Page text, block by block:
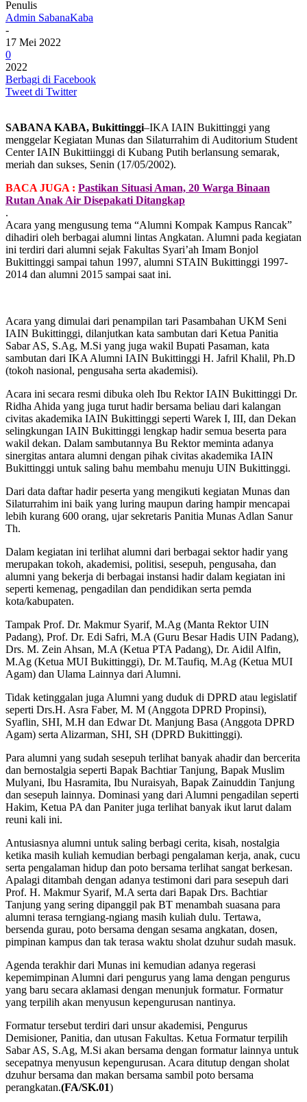
Penulis
Admin SabanaKaba
-
17 Mei 2022
0
2022
Berbagi di Facebook
Tweet di Twitter
SABANA KABA, Bukittinggi–IKA IAIN Bukittinggi yang
menggelar Kegiatan Munas dan Silaturrahim di Auditorium Student
Center IAIN Bukittiinggi di Kubang Putih berlansung semarak,
meriah dan sukses, Senin (17/05/2002).
BACA JUGA : Pastikan Situasi Aman, 20 Warga Binaan
Rutan Anak Air Disepakati Ditangkap
.
Acara yang mengusung tema “Alumni Kompak Kampus Rancak”
dihadiri oleh berbagai alumni lintas Angkatan. Alumni pada kegiatan
ini terdiri dari alumni sejak Fakultas Syari’ah Imam Bonjol
Bukittinggi sampai tahun 1997, alumni STAIN Bukittinggi 1997-
2014 dan alumni 2015 sampai saat ini.
Acara yang dimulai dari penampilan tari Pasambahan UKM Seni
IAIN Bukittinggi, dilanjutkan kata sambutan dari Ketua Panitia
Sabar AS, S.Ag, M.Si yang juga wakil Bupati Pasaman, kata
sambutan dari IKA Alumni IAIN Bukittinggi H. Jafril Khalil, Ph.D
(tokoh nasional, pengusaha serta akademisi).
Acara ini secara resmi dibuka oleh Ibu Rektor IAIN Bukittinggi Dr.
Ridha Ahida yang juga turut hadir bersama beliau dari kalangan
civitas akademika IAIN Bukittinggi seperti Warek I, III, dan Dekan
selingkungan IAIN Bukittinggi lengkap hadir semua beserta para
wakil dekan. Dalam sambutannya Bu Rektor meminta adanya
sinergitas antara alumni dengan pihak civitas akademika IAIN
Bukittinggi untuk saling bahu membahu menuju UIN Bukittinggi.
Dari data daftar hadir peserta yang mengikuti kegiatan Munas dan
Silaturrahim ini baik yang luring maupun daring hampir mencapai
lebih kurang 600 orang, ujar sekretaris Panitia Munas Adlan Sanur
Th.
Dalam kegiatan ini terlihat alumni dari berbagai sektor hadir yang
merupakan tokoh, akademisi, politisi, sesepuh, pengusaha, dan
alumni yang bekerja di berbagai instansi hadir dalam kegiatan ini
seperti kemenag, pengadilan dan pendidikan serta pemda
kota/kabupaten.
Tampak Prof. Dr. Makmur Syarif, M.Ag (Manta Rektor UIN
Padang), Prof. Dr. Edi Safri, M.A (Guru Besar Hadis UIN Padang),
Drs. M. Zein Ahsan, M.A (Ketua PTA Padang), Dr. Aidil Alfin,
M.Ag (Ketua MUI Bukittinggi), Dr. M.Taufiq, M.Ag (Ketua MUI
Agam) dan Ulama Lainnya dari Alumni.
Tidak ketinggalan juga Alumni yang duduk di DPRD atau legislatif
seperti Drs.H. Asra Faber, M. M (Anggota DPRD Propinsi),
Syaflin, SHI, M.H dan Edwar Dt. Manjung Basa (Anggota DPRD
Agam) serta Alizarman, SHI, SH (DPRD Bukittinggi).
Para alumni yang sudah sesepuh terlihat banyak ahadir dan bercerita
dan bernostalgia seperti Bapak Bachtiar Tanjung, Bapak Muslim
Mulyani, Ibu Hasramita, Ibu Nuraisyah, Bapak Zainuddin Tanjung
dan sesepuh lainnya. Dominasi yang dari Alumni pengadilan seperti
Hakim, Ketua PA dan Paniter juga terlihat banyak ikut larut dalam
reuni kali ini.
Antusiasnya alumni untuk saling berbagi cerita, kisah, nostalgia
ketika masih kuliah kemudian berbagi pengalaman kerja, anak, cucu
serta pengalaman hidup dan poto bersama terlihat sangat berkesan.
Apalagi ditambah dengan adanya testimoni dari para sesepuh dari
Prof. H. Makmur Syarif, M.A serta dari Bapak Drs. Bachtiar
Tanjung yang sering dipanggil pak BT menambah suasana para
alumni terasa terngiang-ngiang masih kuliah dulu. Tertawa,
bersenda gurau, poto bersama dengan sesama angkatan, dosen,
pimpinan kampus dan tak terasa waktu sholat dzuhur sudah masuk.
Agenda terakhir dari Munas ini kemudian adanya regerasi
kepemimpinan Alumni dari pengurus yang lama dengan pengurus
yang baru secara aklamasi dengan menunjuk formatur. Formatur
yang terpilih akan menyusun kepengurusan nantinya.
Formatur tersebut terdiri dari unsur akademisi, Pengurus
Demisioner, Panitia, dan utusan Fakultas. Ketua Formatur terpilih
Sabar AS, S.Ag, M.Si akan bersama dengan formatur lainnya untuk
secepatnya menyusun kepengurusan. Acara ditutup dengan sholat
dzuhur bersama dan makan bersama sambil poto bersama
perangkatan.(FA/SK.01)